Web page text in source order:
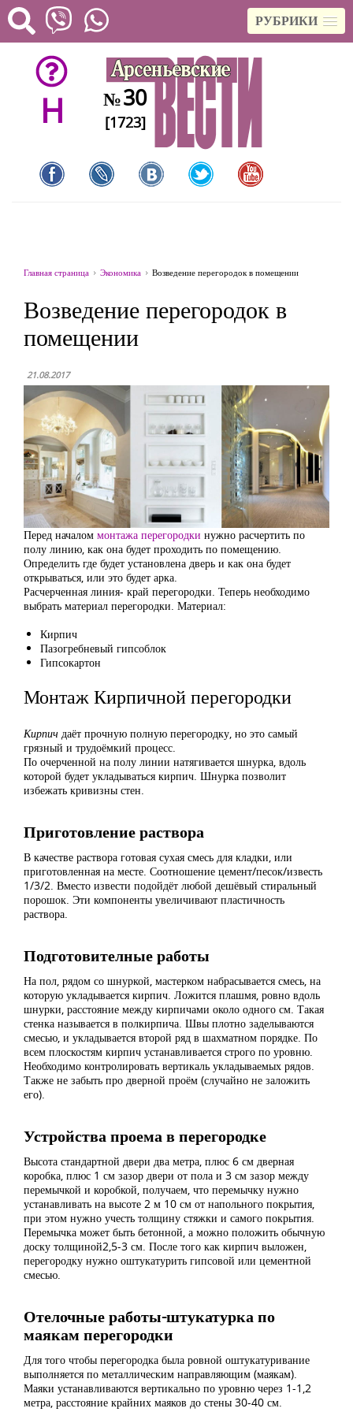
РУБРИКИ
H №30
[1723]
Главная страница Экономика Возведение перегородок в помещении
Возведение перегородок в
помещении
21.08.2017
Перед началом монтажа перегородки нужно расчертить по
полу линию, как она будет проходить по помещению.
Определить где будет установлена дверь и как она будет
открываться, или это будет арка.
Расчерченная линия- край перегородки. Теперь необходимо
выбрать материал перегородки. Материал:
Кирпич
Пазогребневый гипсоблок
Гипсокартон
Монтаж Кирпичной перегородки
Кирпич даёт прочную полную перегородку, но это самый
грязный и трудоёмкий процесс.
По очерченной на полу линии натягивается шнурка, вдоль
которой будет укладываться кирпич. Шнурка позволит
избежать кривизны стен.
Приготовление раствора
В качестве раствора готовая сухая смесь для кладки, или
приготовленная на месте. Соотношение цемент/песок/известь
1/3/2. Вместо извести подойдёт любой дешёвый стиральный
порошок. Эти компоненты увеличивают пластичность
раствора.
Подготовителные работы
На пол, рядом со шнуркой, мастерком набрасывается смесь, на
которую укладывается кирпич. Ложится плашмя, ровно вдоль
шнурки, расстояние между кирпичами около одного см. Такая
стенка называется в полкирпича. Швы плотно заделываются
смесью, и укладывается второй ряд в шахматном порядке. По
всем плоскостям кирпич устанавливается строго по уровню.
Необходимо контролировать вертикаль укладываемых рядов.
Также не забыть про дверной проём (случайно не заложить
его).
Устройства проема в перегородке
Высота стандартной двери два метра, плюс 6 см дверная
коробка, плюс 1 см зазор двери от пола и 3 см зазор между
перемычкой и коробкой, получаем, что перемычку нужно
устанавливать на высоте 2 м 10 см от напольного покрытия,
при этом нужно учесть толщину стяжки и самого покрытия.
Перемычка может быть бетонной, а можно положить обычную
доску толщиной2,5-3 см. После того как кирпич выложен,
перегородку нужно оштукатурить гипсовой или цементной
смесью.
Отелочные работы-штукатурка по
маякам перегородки
Для того чтобы перегородка была ровной оштукатуривание
выполняется по металлическим направляющим (маякам).
Маяки устанавливаются вертикально по уровню через 1-1,2
метра, расстояние крайних маяков до стены 30-40 см.